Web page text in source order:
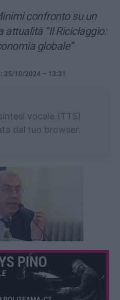
confronto su un
attualità “Il Riciclaggio:
globale”
25/10/2024 – 13:31
vocale (TTS)
dal tuo browser.